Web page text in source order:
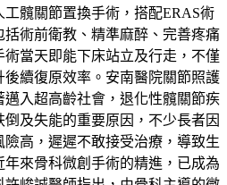
髖關節置換手術，搭配ERAS術
術前衛教、精準麻醉、完善疼痛
當天即能下床站立及行走，不僅
續復原效率。安南醫院關節照護
入超高齡社會，退化性髖關節疾
及失能的重要原因，不少長者因
高，遲遲不敢接受治療，導致生
來骨科微創手術的精進，已成為